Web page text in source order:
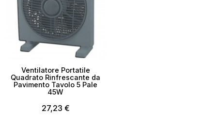
Ventilatore Portatile
Quadrato Rinfrescante da
Pavimento Tavolo 5 Pale
45W
27,23 €